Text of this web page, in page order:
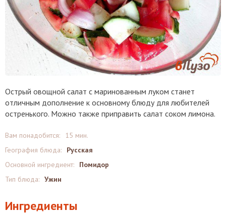
Острый овощной салат с маринованным луком станет
отличным дополнение к основному блюду для любителей
остренького. Можно также приправить салат соком лимона.
Вам понадобится:
15 мин.
География блюда:
Русская
Основной ингредиент:
Помидор
Тип блюда: Ужин
Ингредиенты